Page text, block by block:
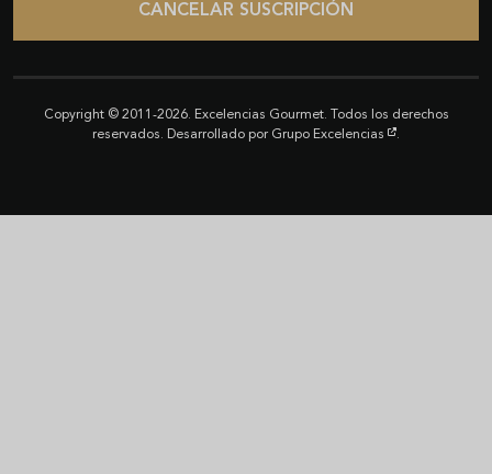
CANCELAR SUSCRIPCIÓN
Copyright © 2011-2026. Excelencias Gourmet. Todos los derechos
reservados. Desarrollado por Grupo Excelencias .